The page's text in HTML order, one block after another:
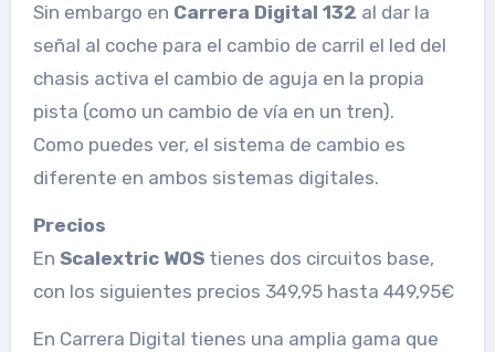
Sin embargo en Carrera Digital 132 al dar la
señal al coche para el cambio de carril el led del
chasis activa el cambio de aguja en la propia
pista (como un cambio de vía en un tren).
Como puedes ver, el sistema de cambio es
diferente en ambos sistemas digitales.
Precios
En Scalextric WOStienes dos circuitos base,
con los siguientes precios 349,95 hasta 449,95€
En Carrera Digital tienes una amplia gama que